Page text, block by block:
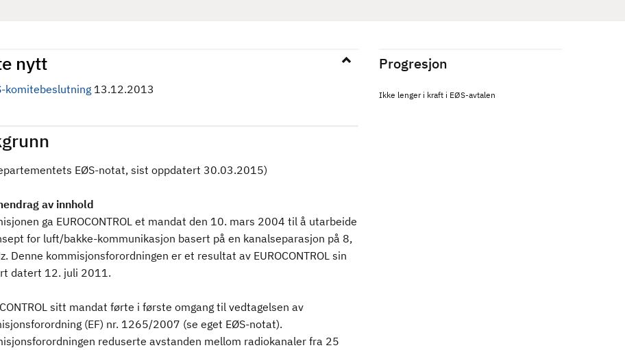
nytt
komitebeslutning13.12.2013
EØS-notat, sist oppdatert 30.03.2015)
av innhold
ga EUROCONTROL et mandat den 10. mars 2004 til å utarbeide
for luft/bakke-kommunikasjon basert på en kanalseparasjon på 8,
Denne kommisjonsforordningen er et resultat av EUROCONTROL sin
datert 12. juli 2011.
sitt mandat førte i første omgang til vedtagelsen av
(EF) nr. 1265/2007 (se eget EØS-notat).
reduserte avstanden mellom radiokanaler fra 25
Progresjon
Ikke lenger i kraft i EØS-avtalen